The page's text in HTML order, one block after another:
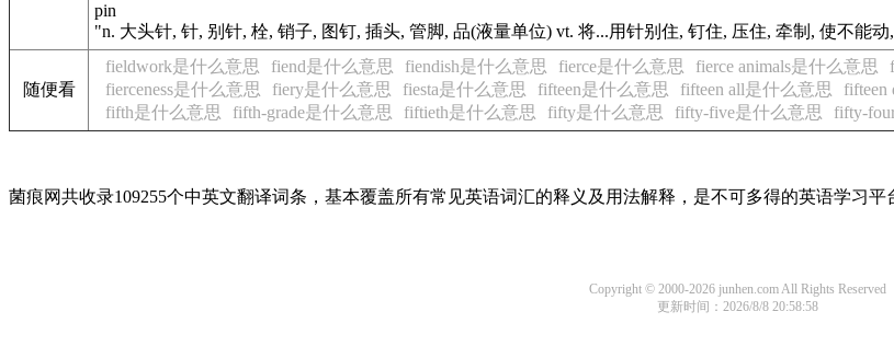
pin
"n. 大头针, 针, 别针, 栓, 销子, 图钉, 插头, 管脚, 品(液量单位) vt. 将...用针别住, 钉住, 压住, 牵制, 使不能
随便看
fieldwork是什么意思 fiend是什么意思 fiendish是什么意思 fierce是什么意思 fierce animals是什么意思
fierceness是什么意思
fiery是什么意思 fiesta是什么意思 fifteen是什么意思 fifteen all是什么意思 fifteen
fifth是什么意思
fifth-grade是什么意思 fiftieth是什么意思 fifty是什么意思 fifty-five是什么意思 fifty-
菌痕网共收录109255个中英文翻译词条，基本覆盖所有常见英语词汇的释义及用法解释，是不可多得的英语学习平
Copyright © 2000-2026 junhen.com All Rights Reserved
更新时间：2026/8/8 20:58:58